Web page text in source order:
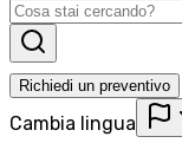
Richiedi un preventivo
Cambia lingua